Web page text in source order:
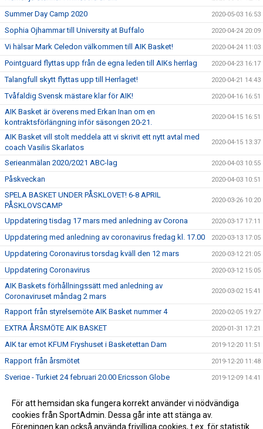
Summer Day Camp 2020 2020-05-03 16:53
Sophia Ojhammar till University at Buffalo 2020-04-24 20:09
Vi hälsar Mark Celedon välkommen till AIK Basket! 2020-04-24 11:03
Pointguard flyttas upp från de egna leden till AIKs herrlag 2020-04-23 16:17
Talangfull skytt flyttas upp till Herrlaget! 2020-04-21 14:43
Tvåfaldig Svensk mästare klar för AIK! 2020-04-16 16:51
AIK Basket är överens med Erkan Inan om en
kontraktsförlängning inför säsongen 20-21.
2020-04-15 16:51
AIK Basket vill stolt meddela att vi skrivit ett nytt avtal med
coach Vasilis Skarlatos
2020-04-15 13:37
Serieanmälan 2020/2021 ABC-lag 2020-04-03 10:55
Påskveckan 2020-04-03 10:51
SPELA BASKET UNDER PÅSKLOVET! 6-8 APRIL
PÅSKLOVSCAMP
2020-03-26 10:20
Uppdatering tisdag 17 mars med anledning av Corona 2020-03-17 17:11
Uppdatering med anledning av coronavirus fredag kl. 17.00 2020-03-13 17:05
Uppdatering Coronavirus torsdag kväll den 12 mars 2020-03-12 21:05
Uppdatering Coronavirus 2020-03-12 15:05
AIK Baskets förhållningssätt med anledning av
Coronaviruset måndag 2 mars
2020-03-02 15:41
Rapport från styrelsemöte AIK Basket nummer 4 2020-02-05 19:27
EXTRA ÅRSMÖTE AIK BASKET 2020-01-31 17:21
AIK tar emot KFUM Fryshuset i Basketettan Dam 2019-12-20 11:51
Rapport från årsmötet 2019-12-20 11:48
Sverige - Turkiet 24 februari 20.00 Ericsson Globe 2019-12-09 14:41
ANMÄL DIG TILL SOMMARENS SVETTIGASTE LÄGER –
GNAGET BASKETBALL CAMP!
För att hemsidan ska fungera korrekt använder vi nödvändiga
cookies från SportAdmin. Dessa går inte att stänga av.
Föreningen kan också använda frivilliga cookies, t.ex. för statistik